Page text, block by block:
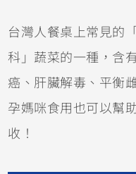
台灣人餐桌上常見的
科」蔬菜的一種，含
癌、肝臟解毒、平衡
孕媽咪食用也可以幫
收！